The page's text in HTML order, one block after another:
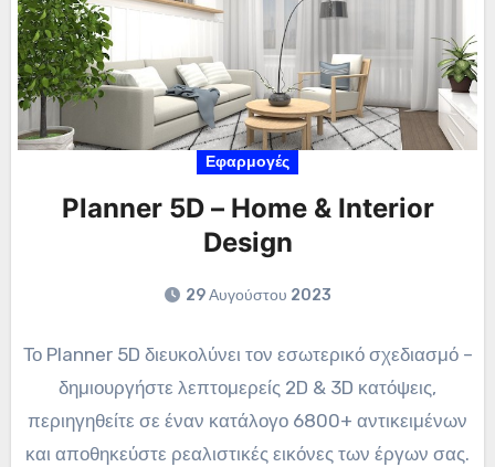
Εφαρμογές
Planner 5D – Home & Interior
Design
29 Αυγούστου 2023
Το Planner 5D διευκολύνει τον εσωτερικό σχεδιασμό –
δημιουργήστε λεπτομερείς 2D & 3D κατόψεις,
περιηγηθείτε σε έναν κατάλογο 6800+ αντικειμένων
και αποθηκεύστε ρεαλιστικές εικόνες των έργων σας.